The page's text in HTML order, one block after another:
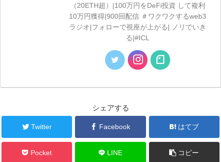
（20ETH超）|100万円をDeFi投資 して複利
10万円獲得|900回配信 ＃ワクワクするweb3
ラジオ|フォローで視座が上がる| ノリでいき
る|#ICL
シェアする
Twitter Facebook はてブ
Pocket LINE コピー